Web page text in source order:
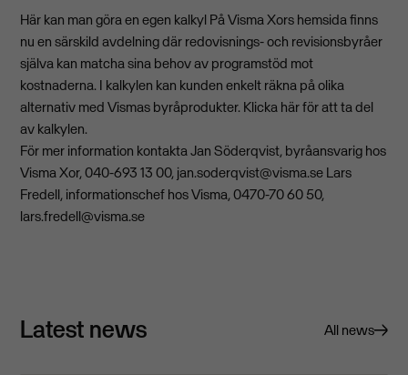
Här kan man göra en egen kalkyl På Visma Xors hemsida finns
nu en särskild avdelning där redovisnings- och revisionsbyråer
själva kan matcha sina behov av programstöd mot
kostnaderna. I kalkylen kan kunden enkelt räkna på olika
alternativ med Vismas byråprodukter. Klicka här för att ta del
av kalkylen.
För mer information kontakta Jan Söderqvist, byråansvarig hos
Visma Xor, 040-693 13 00, jan.soderqvist@visma.se Lars
Fredell, informationschef hos Visma, 0470-70 60 50,
lars.fredell@visma.se
Latest news All news